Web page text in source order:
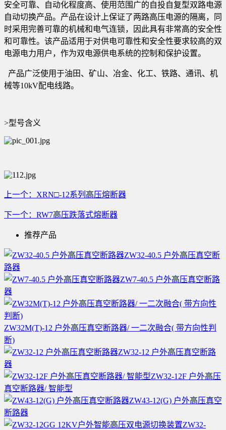
安全可靠、自动化程度高、使用范围广的自投自复型双路电源
自动切换产品。产品在设计上保证了两路高压电源的隔离，同
时采用完善可靠的机械和电气连锁，因此具有非常高的安全性
和可靠性。该产品适用于对供电可靠性和安全性要求较高的双
电源电力用户，作为双电源供电系统的控制和保护设置。
产品广泛使用于油田、矿山、冶金、化工、铁路、通讯、机
械等10kV配电线路。
>型号含义
上一个：XRN□-12系列高压熔断器
下一个：RW7高压跌落式熔断器
推荐产品
ZW32-40.5 户外高压真空断
路器
ZW7-40.5 户外高压真空断路
器
ZW32M(T)-12 户外高压真空断路器/ 一二次融合( 带方向性判
断)
ZW32-12 户外高压真空断路
器
ZW32-12F 户外高压
真空断路器/ 智能型
ZW43-12(G) 户外高压真空
断路器
ZW32-